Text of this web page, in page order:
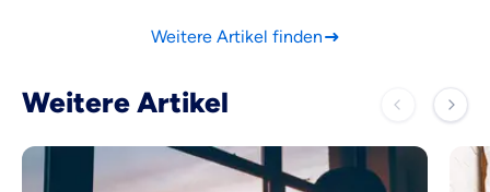
Weitere Artikel finden
Weitere Artikel